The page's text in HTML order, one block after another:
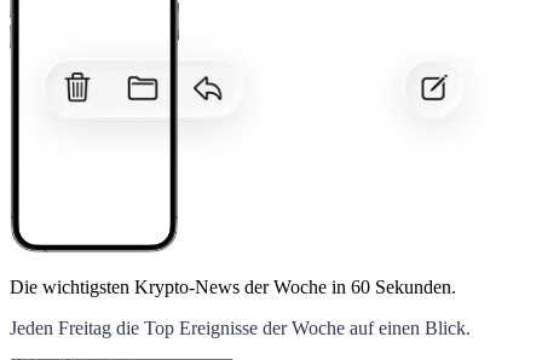
Die wichtigsten Krypto-News der Woche in 60 Sekunden.
Jeden Freitag die Top Ereignisse der Woche auf einen Blick.